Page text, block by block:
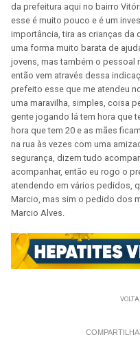
da prefeitura aqui no bairro
esse é muito pouco e é um
importância, tira as crianças da
uma forma muito barata de
jovens, mas também o pessoal
então vem através dessa
prefeito esse que me atendeu
uma maravilha, simples, coisa
gente jogando lá tem hora que
hora que tem 20 e as mães
na rua às vezes com uma
segurança, dizem tudo
acompanhar, então eu rogo o
atendendo em vários pedidos,
Marcio, mas sim o pedido dos
Marcio Alves.